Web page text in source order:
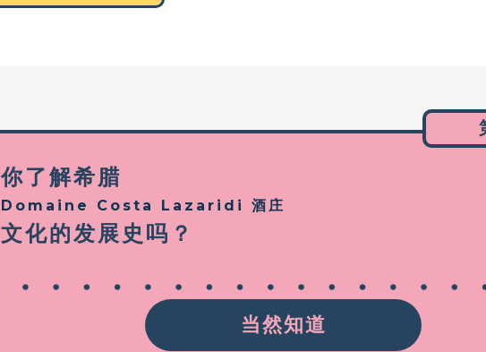
你了解希腊
Domaine Costa Lazaridi 酒庄
文化的发展史吗？
当然知道